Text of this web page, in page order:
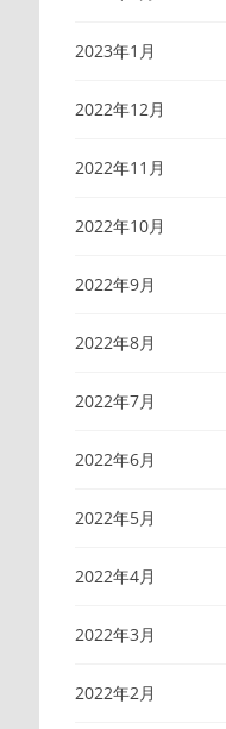
2023年1月
2022年12月
2022年11月
2022年10月
2022年9月
2022年8月
2022年7月
2022年6月
2022年5月
2022年4月
2022年3月
2022年2月